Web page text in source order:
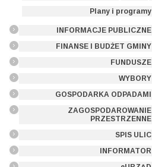
Plany i programy
INFORMACJE PUBLICZNE
FINANSE I BUDŻET GMINY
FUNDUSZE
WYBORY
GOSPODARKA ODPADAMI
ZAGOSPODAROWANIE
PRZESTRZENNE
SPIS ULIC
INFORMATOR